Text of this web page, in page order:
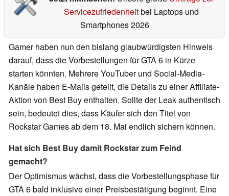
Servicezufriedenheitbei Laptops und
Smartphones 2026
Gamer haben nun den bislang glaubwürdigsten Hinweis
darauf, dass die Vorbestellungen für GTA 6 in Kürze
starten könnten. Mehrere YouTuber und Social-Media-
Kanäle haben E-Mails geteilt, die Details zu einer Affiliate-
Aktion von Best Buy enthalten. Sollte der Leak authentisch
sein, bedeutet dies, dass Käufer sich den Titel von
Rockstar Games ab dem 18. Mai endlich sichern können.
Hat sich Best Buy damit Rockstar zum Feind
gemacht?
Der Optimismus wächst, dass die Vorbestellungsphase für
GTA 6 bald inklusive einer Preisbestätigung beginnt. Eine